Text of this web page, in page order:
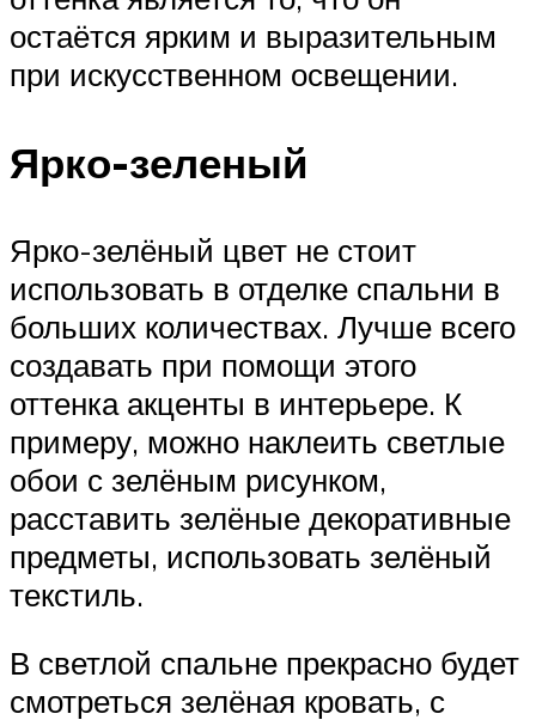
остаётся ярким и выразительным
при искусственном освещении.
Ярко-зеленый
Ярко-зелёный цвет не стоит
использовать в отделке спальни в
больших количествах. Лучше всего
создавать при помощи этого
оттенка акценты в интерьере. К
примеру, можно наклеить светлые
обои с зелёным рисунком,
расставить зелёные декоративные
предметы, использовать зелёный
текстиль.
В светлой спальне прекрасно будет
смотреться зелёная кровать, с